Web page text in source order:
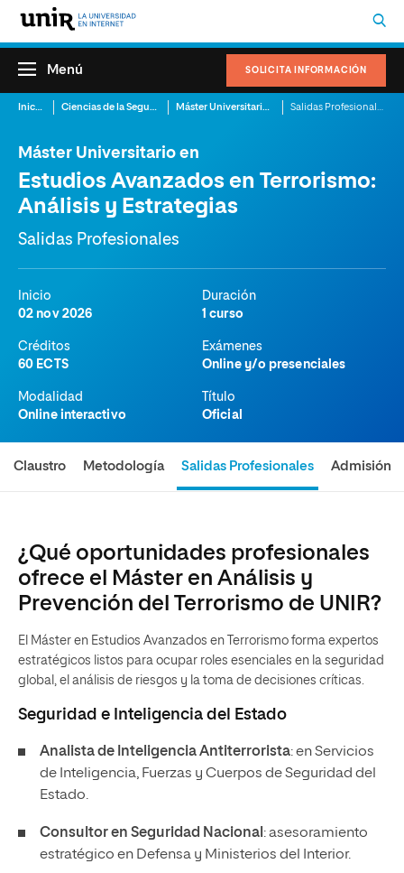
SOLICITA INFORMACIÓN
Menú
Inicio Ciencias de la Seguridad Máster Universitario en Estudios Avanzados en Terrorismo: Análisis y Estrategias
Máster Universitario en
Estudios Avanzados en Terrorismo:
Análisis y Estrategias
Salidas Profesionales
Inicio
02 nov 2026
Duración
1 curso
Créditos
60 ECTS
Exámenes
Online y/o presenciales
Modalidad
Online interactivo
Título
Oficial
Claustro Metodología Salidas Profesionales Admisión
¿Qué oportunidades profesionales
ofrece el Máster en Análisis y
Prevención del Terrorismo de UNIR?
El Máster en Estudios Avanzados en Terrorismo forma expertos
estratégicos listos para ocupar roles esenciales en la seguridad
global, el análisis de riesgos y la toma de decisiones críticas.
Seguridad e Inteligencia del Estado
Analista de Inteligencia Antiterrorista: en Servicios
de Inteligencia, Fuerzas y Cuerpos de Seguridad del
Estado.
Consultor en Seguridad Nacional : asesoramiento
estratégico en Defensa y Ministerios del Interior.